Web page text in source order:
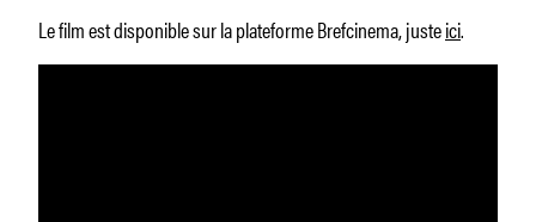
Le film est disponible sur la plateforme Brefcinema, justeici.